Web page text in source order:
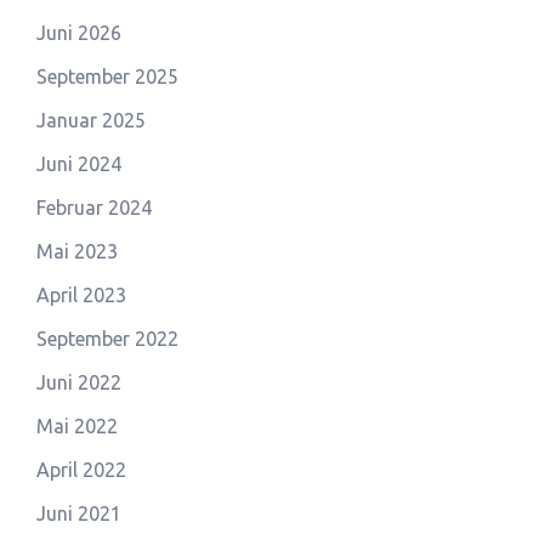
Juni 2026
September 2025
Januar 2025
Juni 2024
Februar 2024
Mai 2023
April 2023
September 2022
Juni 2022
Mai 2022
April 2022
Juni 2021